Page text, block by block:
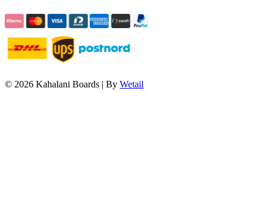
© 2026 Kahalani Boards | By Wetail